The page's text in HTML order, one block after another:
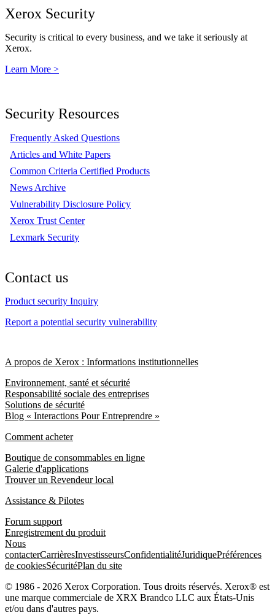
Xerox Security
Security is critical to every business, and we take it seriously at
Xerox.
Learn More >
Security Resources
Frequently Asked Questions
Articles and White Papers
Common Criteria Certified Products
News Archive
Vulnerability Disclosure Policy
Xerox Trust Center
Lexmark Security
Contact us
Product security Inquiry
Report a potential security vulnerability
A propos de Xerox : Informations institutionnelles
Environnement, santé et sécurité
Responsabilité sociale des entreprises
Solutions de sécurité
Blog « Interactions Pour Entreprendre »
Comment acheter
Boutique de consommables en ligne
Galerie d'applications
Trouver un Revendeur local
Assistance & Pilotes
Forum support
Enregistrement du produit
Nous
contacterCarrièresInvestisseursConfidentialitéJuridiquePréférences
de cookiesSécuritéPlan du site
© 1986 - 2026 Xerox Corporation. Tous droits réservés. Xerox® est
une marque commerciale de XRX Brandco LLC aux États-Unis
et/ou dans d'autres pays.